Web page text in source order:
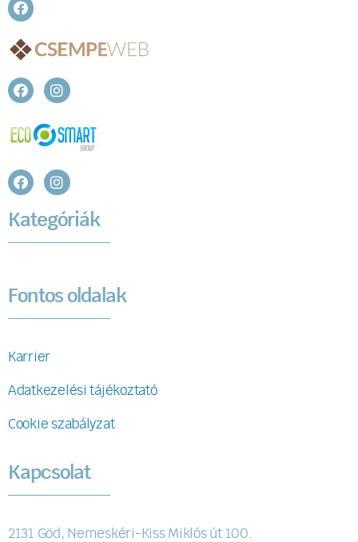
Kategóriák
Fontos oldalak
Karrier
Adatkezelési tájékoztató
Cookie szabályzat
Kapcsolat
2131 Göd, Nemeskéri-Kiss Miklós út 100.